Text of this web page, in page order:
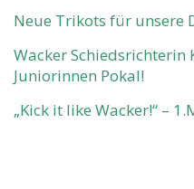
Neue Trikots für unsere
Wacker Schiedsrichterin
Juniorinnen Pokal!
„Kick it like Wacker!“ –